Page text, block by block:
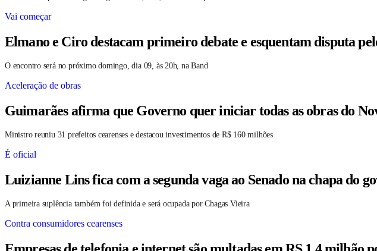
Vai começar
Elmano e Ciro destacam primeiro debate e esquentam disputa
O encontro será no próximo domingo, dia 09, às 20h, na Band
Aceleração de obras
Guimarães afirma que Governo quer iniciar todas as obras do
Ministro reuniu 31 prefeitos cearenses e destacou investimentos de R$ 160 milhões
É oficial
Luizianne Lins fica com a segunda vaga ao Senado na chapa do
A primeira suplência também foi definida e será ocupada por Chagas Vieira
Contra consumidores cearenses
Empresas de telefonia e internet são multadas em RS 1,4 milhão